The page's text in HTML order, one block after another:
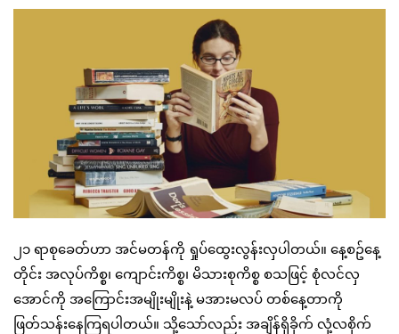
၂၁ ရာစုခေတ်ဟာ အင်မတန်ကို ရှုပ်ထွေးလွန်းလှပါတယ်။ နေ့စဥ်နေ့
တိုင်း အလုပ်ကိစ္စ၊ ကျောင်းကိစ္စ၊ မိသားစုကိစ္စ စသဖြင့် စုံလင်လှ
အောင်ကို အကြောင်းအမျိုးမျိုးနဲ့ မအားမလပ် တစ်နေ့တာကို
ဖြတ်သန်းနေကြရပါတယ်။ သို့သော်လည်း အချိန်ရှိခိုက် လုံ့လစိုက်